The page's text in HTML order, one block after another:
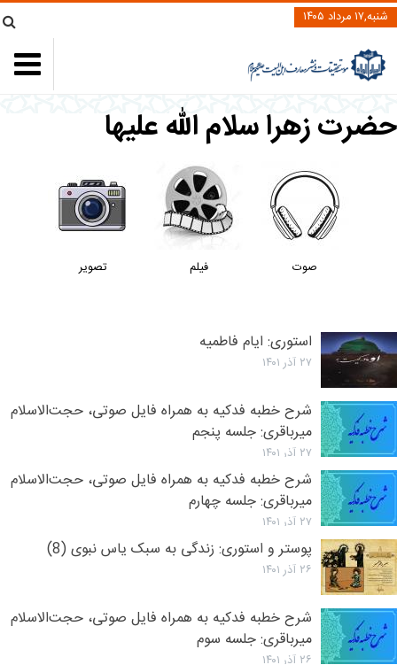
شنبه,۱۷ مرداد ۱۴۰۵
حضرت زهرا سلام الله علیها
صوت فیلم تصویر
استوری: ایام فاطمیه
۲۷ آذر ۱۴۰۱
شرح خطبه فدکیه به همراه فایل صوتی، حجت‌الاسلام
میرباقری: جلسه پنجم
۲۷ آذر ۱۴۰۱
شرح خطبه فدکیه به همراه فایل صوتی، حجت‌الاسلام
میرباقری: جلسه چهارم
۲۷ آذر ۱۴۰۱
پوستر و استوری: زندگی به سبک یاس نبوی (8)
۲۶ آذر ۱۴۰۱
شرح خطبه فدکیه به همراه فایل صوتی، حجت‌الاسلام
میرباقری: جلسه سوم
۲۶ آذر ۱۴۰۱